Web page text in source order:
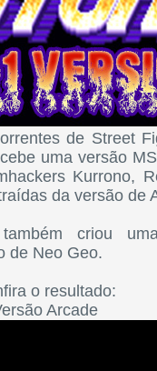
de Street
uma versão
Kurrono,
da versão de
criou
de Neo Geo.
o resultado:
Arcade